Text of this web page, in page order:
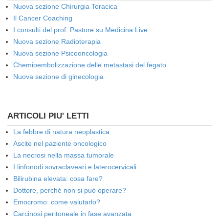
Nuova sezione Chirurgia Toracica
Il Cancer Coaching
I consulti del prof. Pastore su Medicina Live
Nuova sezione Radioterapia
Nuova sezione Psicooncologia
Chemioembolizzazione delle metastasi del fegato
Nuova sezione di ginecologia
ARTICOLI PIU' LETTI
La febbre di natura neoplastica
Ascite nel paziente oncologico
La necrosi nella massa tumorale
I linfonodi sovraclaveari e laterocervicali
Bilirubina elevata: cosa fare?
Dottore, perché non si può operare?
Emocromo: come valutarlo?
Carcinosi peritoneale in fase avanzata